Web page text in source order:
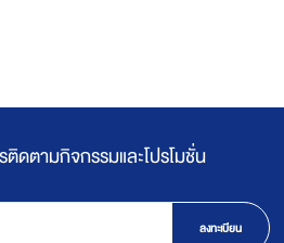
ติดตามกิจกรรมและโปรโมชั่น
ลงทะเบียน